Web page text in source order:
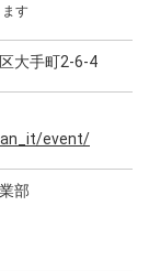
す
大手町2-6-4
event/
部